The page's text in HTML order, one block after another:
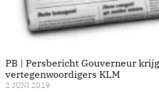
PB | Persbericht Gouverneur
vertegenwoordigers KLM
2 JUNI 2019